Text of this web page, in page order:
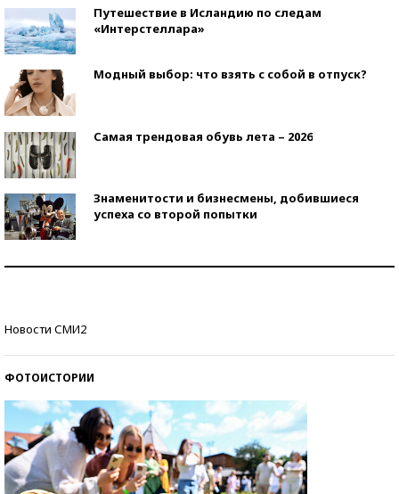
Путешествие в Исландию по следам
«Интерстеллара»
Модный выбор: что взять с собой в отпуск?
Самая трендовая обувь лета – 2026
Знаменитости и бизнесмены, добившиеся
успеха со второй попытки
Новости СМИ2
ФОТОИСТОРИИ